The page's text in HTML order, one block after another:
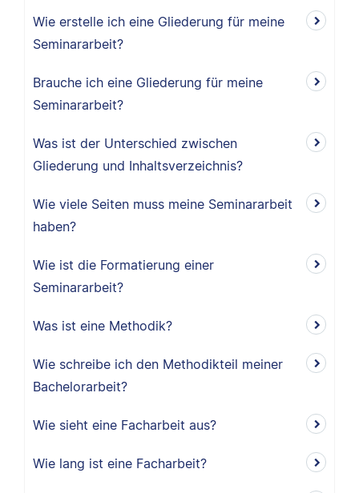
Wie erstelle ich eine Gliederung für meine
Seminararbeit?
Brauche ich eine Gliederung für meine
Seminararbeit?
Was ist der Unterschied zwischen
Gliederung und Inhaltsverzeichnis?
Wie viele Seiten muss meine Seminararbeit
haben?
Wie ist die Formatierung einer
Seminararbeit?
Was ist eine Methodik?
Wie schreibe ich den Methodikteil meiner
Bachelorarbeit?
Wie sieht eine Facharbeit aus?
Wie lang ist eine Facharbeit?